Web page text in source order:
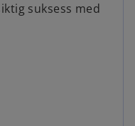
suksess med